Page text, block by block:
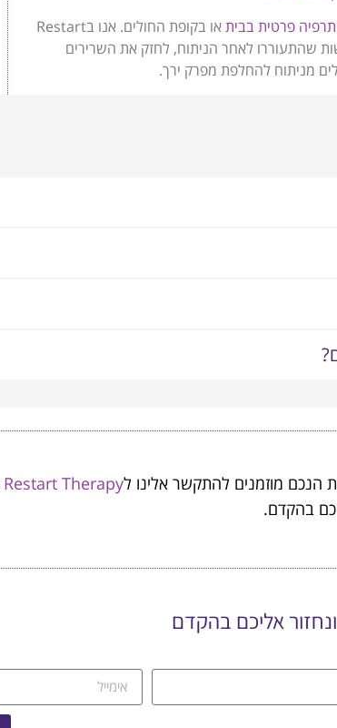
פרטית בבית
או בקופת החולים. אנו בRestart
שהתעוררו לאחר הניתוח, לחזק את השרירים
מניתוח להחלפת מפרק ירך.
הנכם מוזמנים להתקשר אלינו לRestart Therapy
בהקדם.
אליכם בהקדם